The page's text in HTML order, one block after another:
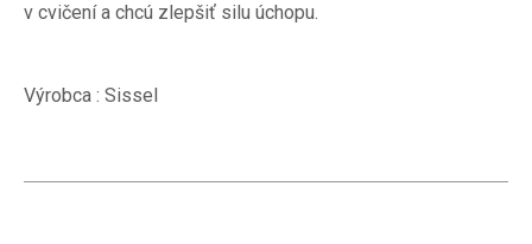
v cvičení a chcú zlepšiť silu úchopu.
Výrobca : Sissel